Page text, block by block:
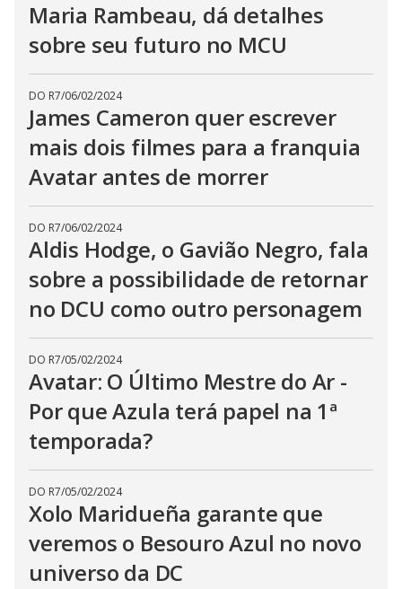
Maria Rambeau, dá detalhes
sobre seu futuro no MCU
DO R7/06/02/2024
James Cameron quer escrever
mais dois filmes para a franquia
Avatar antes de morrer
DO R7/06/02/2024
Aldis Hodge, o Gavião Negro, fala
sobre a possibilidade de retornar
no DCU como outro personagem
DO R7/05/02/2024
Avatar: O Último Mestre do Ar -
Por que Azula terá papel na 1ª
temporada?
DO R7/05/02/2024
Xolo Maridueña garante que
veremos o Besouro Azul no novo
universo da DC